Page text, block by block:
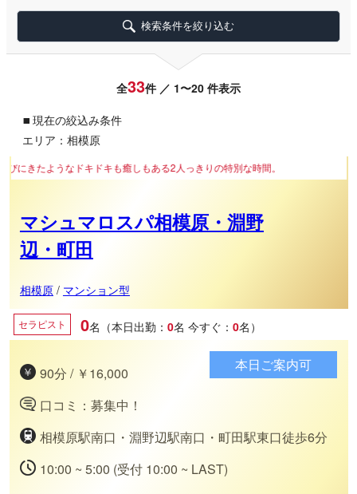
検索条件を絞り込む
全33件 ／ 1〜20 件表示
▪ 現在の絞込み条件
エリア：相模原
も癒しもある2人っきりの特別な時間。
マシュマロスパ相模原・淵野
辺・町田
相模原/ マンション型
セラピスト 0名（本日出勤： 0名 今すぐ： 0名）
90分 / ￥16,000
口コミ：募集中！
相模原駅南口・淵野辺駅南口・町田駅東口徒歩6分
10:00 ~ 5:00 (受付 10:00 ~ LAST)
本日ご案内可